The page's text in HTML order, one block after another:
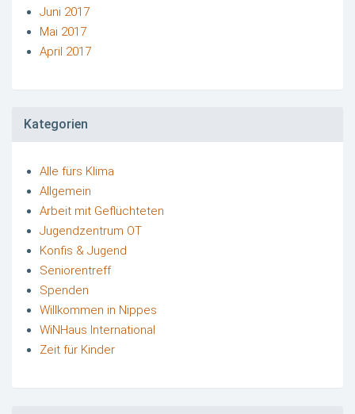
Juni 2017
Mai 2017
April 2017
Kategorien
Alle fürs Klima
Allgemein
Arbeit mit Geflüchteten
Jugendzentrum OT
Konfis & Jugend
Seniorentreff
Spenden
Willkommen in Nippes
WiNHaus International
Zeit für Kinder